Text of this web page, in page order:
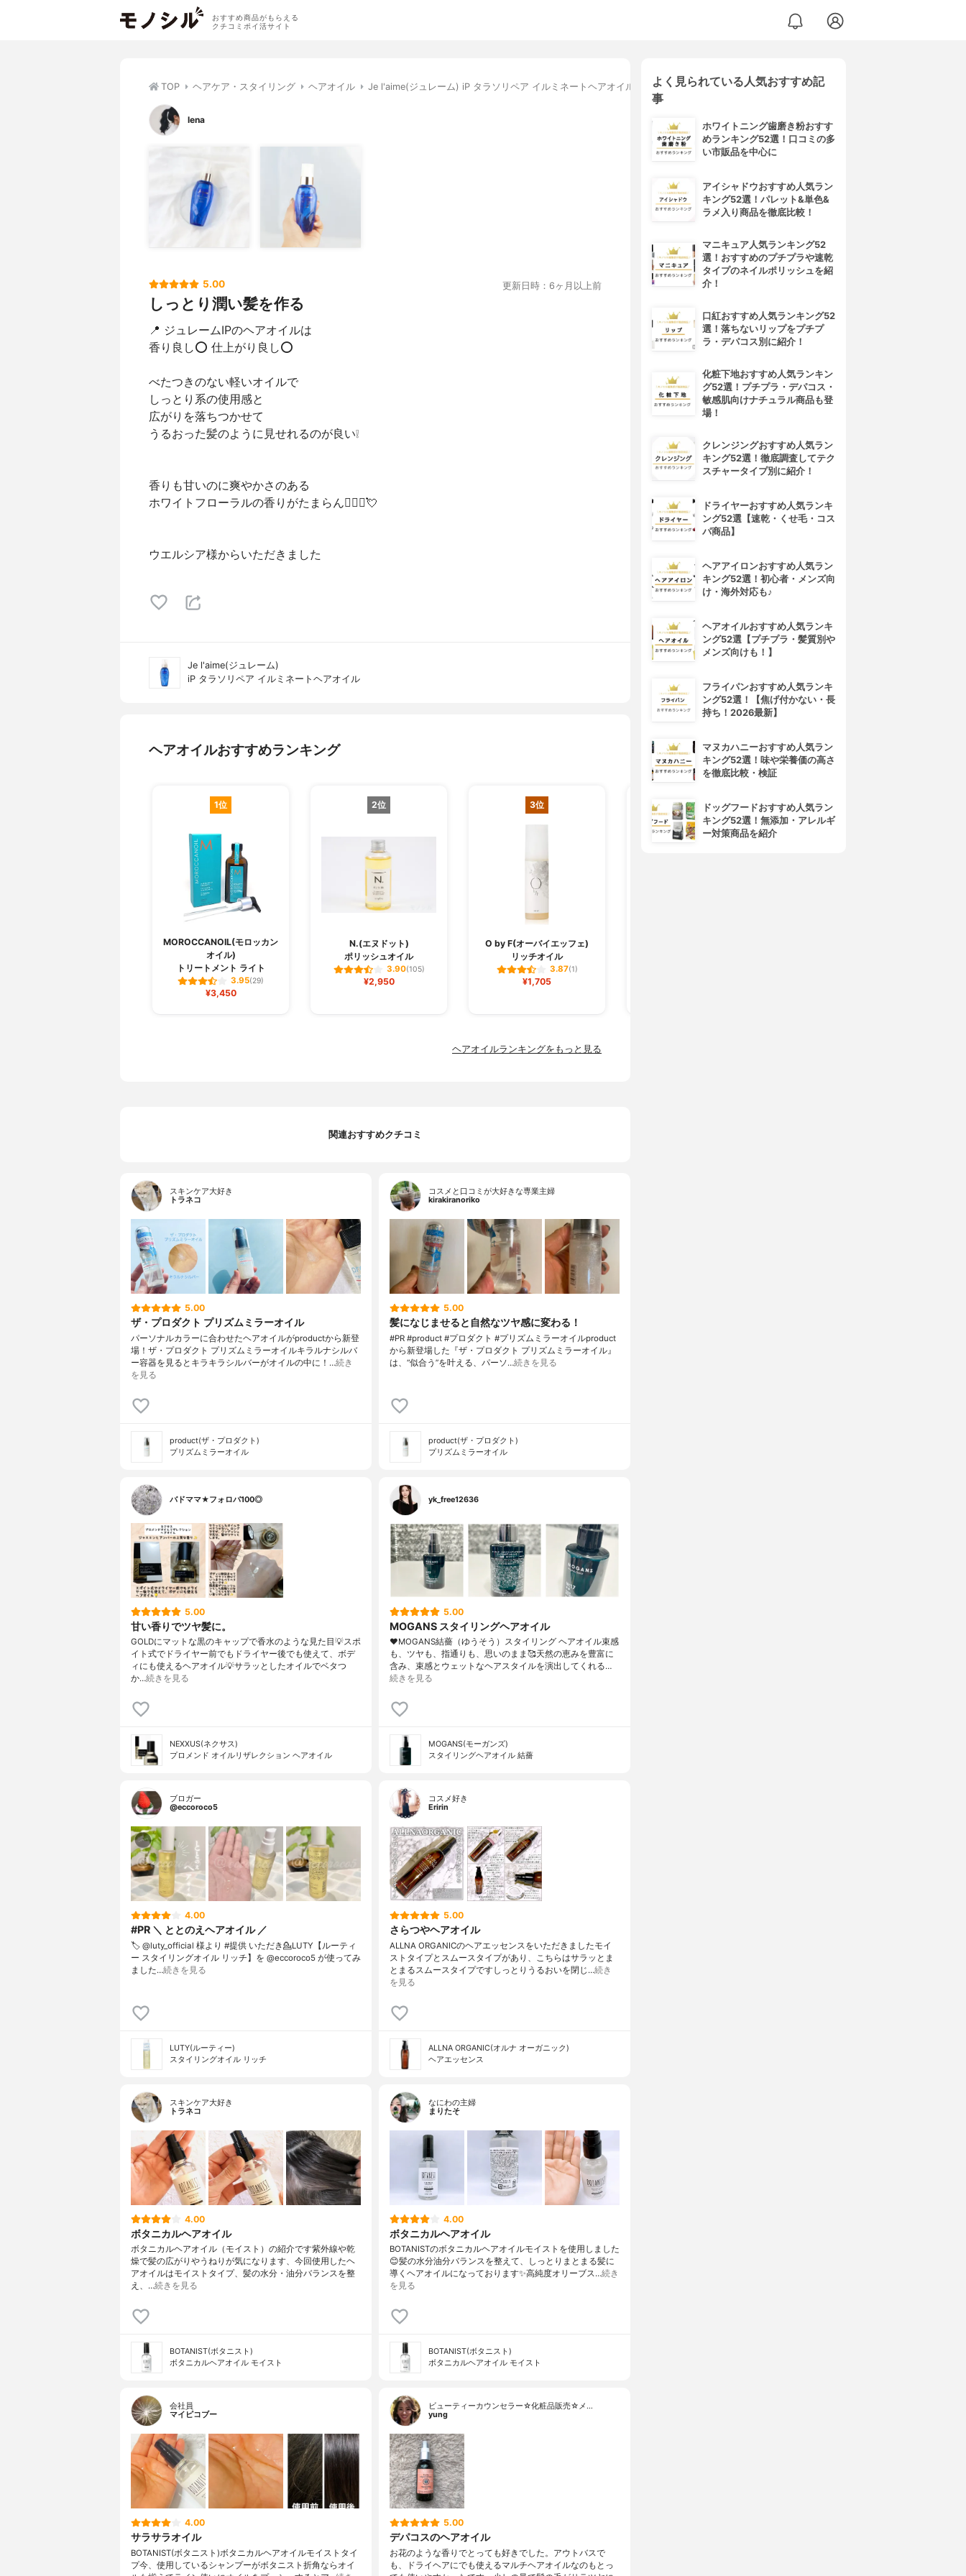
おすすめ商品がもらえる
クチコミポイ活サイト
TOP ヘアケア・スタイリング ヘアオイル Je l'aime(ジュレーム) iP タラソリペア イルミネートヘアオイル
lena
5.00 更新日時：6ヶ月以上前
しっとり潤い髪を作る
📍 ジュレームIPのヘアオイルは
香り良し⭕ 仕上がり良し⭕
べたつきのない軽いオイルで
しっとり系の使用感と
広がりを落ちつかせて
うるおった髪のように見せれるのが良い❕
香りも甘いのに爽やかさのある
ホワイトフローラルの香りがたまらん🤦🏻‍♀️💘
ウエルシア様からいただきました
Je l'aime(ジュレーム)
iP タラソリペア イルミネートヘアオイル
ヘアオイルおすすめランキング
1位
MOROCCANOIL(モロッカン
オイル)
トリートメント ライト
3.95(29)
¥3,450
2位
N.(エヌドット)
ポリッシュオイル
3.90(105)
¥2,950
3位
O by F(オーバイエッフェ)
リッチオイル
3.87(1)
¥1,705
4位
ヘアオイルランキングをもっと見る
関連おすすめクチコミ
スキンケア大好き
トラネコ
5.00
ザ・プロダクト プリズムミラーオイル
パーソナルカラーに合わせたヘアオイルがproductから新登
場！ザ・プロダクト プリズムミラーオイルキラルナシルバ
ー容器を見るとキラキラシルバーがオイルの中に！…続き
を見る
product(ザ・プロダクト)
プリズムミラーオイル
コスメと口コミが大好きな専業主婦
kirakiranoriko
5.00
髪になじませると自然なツヤ感に変わる！
#PR #product #プロダクト #プリズムミラーオイルproduct
から新登場した『ザ・プロダクト プリズムミラーオイル』
は、“似合う”を叶える、パーソ…続きを見る
product(ザ・プロダクト)
プリズムミラーオイル
バドママ★フォロバ100◎
5.00
甘い香りでツヤ髪に。
GOLDにマットな黒のキャップで香水のような見た目💡スポ
イト式でドライヤー前でもドライヤー後でも使えて、ボデ
ィにも使えるヘアオイル💡サラッとしたオイルでベタつ
か…続きを見る
NEXXUS(ネクサス)
プロメンド オイルリザレクション ヘアオイル
yk_free12636
5.00
MOGANS スタイリングヘアオイル
♥MOGANS結薔（ゆうそう）スタイリング ヘアオイル束感
も、ツヤも、指通りも、思いのまま🥰天然の恵みを豊富に
含み、束感とウェットなヘアスタイルを演出してくれる…
続きを見る
MOGANS(モーガンズ)
スタイリングヘアオイル 結薔
ブロガー
@eccoroco5
4.00
#PR ＼ ととのえヘアオイル ／
🏷️ @luty_official 様より #提供 いただき⁡💁LUTY【ルーティ
ー スタイリングオイル リッチ】を @eccoroco5 が使ってみ
ました⁡⁡…続きを見る
LUTY(ルーティー)
スタイリングオイル リッチ
コスメ好き
Eririn
5.00
さらつやヘアオイル
ALLNA ORGANICのヘアエッセンスをいただきましたモイ
ストタイプとスムースタイプがあり、こちらはサラッとま
とまるスムースタイプですしっとりうるおいを閉じ…続き
を見る
ALLNA ORGANIC(オルナ オーガニック)
ヘアエッセンス
スキンケア大好き
トラネコ
4.00
ボタニカルヘアオイル
ボタニカルヘアオイル（モイスト）の紹介です紫外線や乾
燥で髪の広がりやうねりが気になります、今回使用したヘ
アオイルはモイストタイプ、髪の水分・油分バランスを整
え、…続きを見る
BOTANIST(ボタニスト)
ボタニカルヘアオイル モイスト
なにわの主婦
まりたそ
4.00
ボタニカルヘアオイル
BOTANISTのボタニカルヘアオイルモイストを使用しました
😊髪の水分油分バランスを整えて、しっとりまとまる髪に
導くヘアオイルになっております✨高純度オリーブス…続き
を見る
BOTANIST(ボタニスト)
ボタニカルヘアオイル モイスト
会社員
マイピコブー
4.00
サラサラオイル
BOTANIST(ボタニスト)ボタニカルヘアオイルモイストタイ
プ今、使用しているシャンプーがボタニスト折角ならオイ
ビューティーカウンセラー☆化粧品販売☆メ…
yung
5.00
デパコスのヘアオイル
お花のような香りでとっても好きでした。アウトバスで
も、ドライヘアにでも使えるマルチヘアオイルなのもとっ
よく見られている人気おすすめ記
事
ホワイトニング歯磨き粉おすす
めランキング52選！口コミの多
い市販品を中心に
アイシャドウおすすめ人気ラン
キング52選！パレット&単色&
ラメ入り商品を徹底比較！
マニキュア人気ランキング52
選！おすすめのプチプラや速乾
タイプのネイルポリッシュを紹
介！
口紅おすすめ人気ランキング52
選！落ちないリップをプチプ
ラ・デパコス別に紹介！
化粧下地おすすめ人気ランキン
グ52選！プチプラ・デパコス・
敏感肌向けナチュラル商品も登
場！
クレンジングおすすめ人気ラン
キング52選！徹底調査してテク
スチャータイプ別に紹介！
ドライヤーおすすめ人気ランキ
ング52選【速乾・くせ毛・コス
パ商品】
ヘアアイロンおすすめ人気ラン
キング52選！初心者・メンズ向
け・海外対応も♪
ヘアオイルおすすめ人気ランキ
ング52選【プチプラ・髪質別や
メンズ向けも！】
フライパンおすすめ人気ランキ
ング52選！【焦げ付かない・長
持ち！2026最新】
マヌカハニーおすすめ人気ラン
キング52選！味や栄養価の高さ
を徹底比較・検証
ドッグフードおすすめ人気ラン
キング52選！無添加・アレルギ
ー対策商品を紹介